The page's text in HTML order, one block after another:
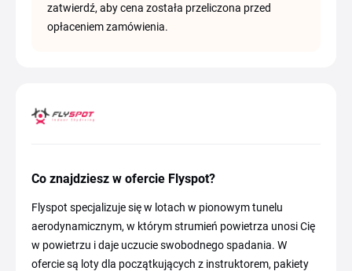
zatwierdź, aby cena została przeliczona przed
opłaceniem zamówienia.
Co znajdziesz w ofercie Flyspot?
Flyspot specjalizuje się w lotach w pionowym tunelu
aerodynamicznym, w którym strumień powietrza unosi Cię
w powietrzu i daje uczucie swobodnego spadania. W
ofercie są loty dla początkujących z instruktorem, pakiety